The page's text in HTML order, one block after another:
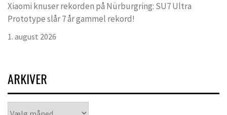
Xiaomi knuser rekorden på Nürburgring: SU7 Ultra
Prototype slår 7 år gammel rekord!
1. august 2026
ARKIVER